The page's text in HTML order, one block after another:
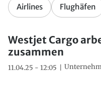
Airlines Flughäfen
Westjet Cargo
zusammen
11.04.25 - 12:05